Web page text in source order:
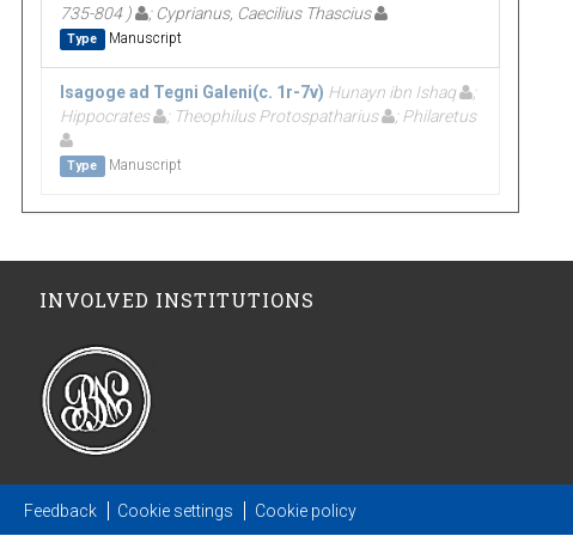
735-804 )
; Cyprianus, Caecilius Thascius
Type Manuscript
Isagoge ad Tegni Galeni(c. 1r-7v) Hunayn ibn Ishaq
;
Hippocrates
; Theophilus Protospatharius ; Philaretus
Type Manuscript
INVOLVED INSTITUTIONS
Feedback Cookie settings Cookie policy